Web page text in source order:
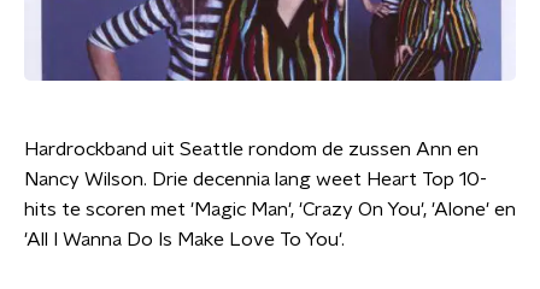
Hardrockband uit Seattle rondom de zussen Ann en
Nancy Wilson. Drie decennia lang weet Heart Top 10-
hits te scoren met 'Magic Man', 'Crazy On You', 'Alone' en
'All I Wanna Do Is Make Love To You'.